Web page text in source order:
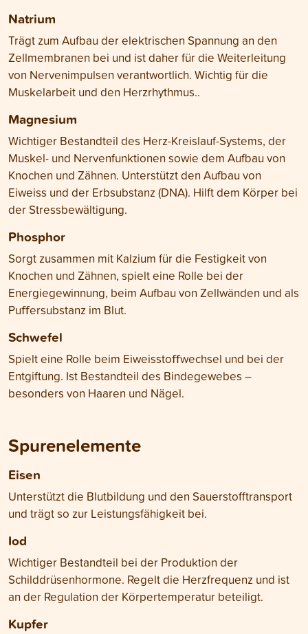
Natrium
Trägt zum Aufbau der elektrischen Spannung an den
Zellmembranen bei und ist daher für die Weiterleitung
von Nervenimpulsen verantwortlich. Wichtig für die
Muskelarbeit und den Herzrhythmus..
Magnesium
Wichtiger Bestandteil des Herz-Kreislauf-Systems, der
Muskel- und Nervenfunktionen sowie dem Aufbau von
Knochen und Zähnen. Unterstützt den Aufbau von
Eiweiss und der Erbsubstanz (DNA). Hilft dem Körper bei
der Stressbewältigung.
Phosphor
Sorgt zusammen mit Kalzium für die Festigkeit von
Knochen und Zähnen, spielt eine Rolle bei der
Energiegewinnung, beim Aufbau von Zellwänden und als
Puﬀersubstanz im Blut.
Schwefel
Spielt eine Rolle beim Eiweisstoﬀwechsel und bei der
Entgiftung. Ist Bestandteil des Bindegewebes –
besonders von Haaren und Nägel.
Spurenelemente
Eisen
Unterstützt die Blutbildung und den Sauerstofftransport
und trägt so zur Leistungsfähigkeit bei.
Iod
Wichtiger Bestandteil bei der Produktion der
Schilddrüsenhormone. Regelt die Herzfrequenz und ist
an der Regulation der Körpertemperatur beteiligt.
Kupfer